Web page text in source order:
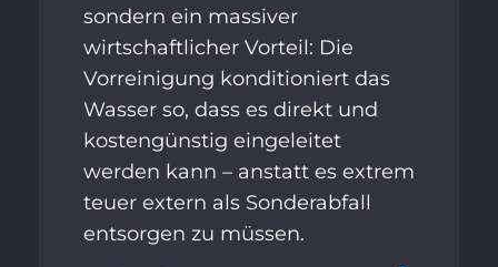
sondern ein massiver
wirtschaftlicher Vorteil: Die
Vorreinigung konditioniert das
Wasser so, dass es direkt und
kostengünstig eingeleitet
werden kann – anstatt es extrem
teuer extern als Sonderabfall
entsorgen zu müssen.